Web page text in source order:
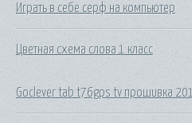
Играть в себе серф на компьютер
Цветная схема слова 1 класс
Goclever tab t76gps tv прошивка